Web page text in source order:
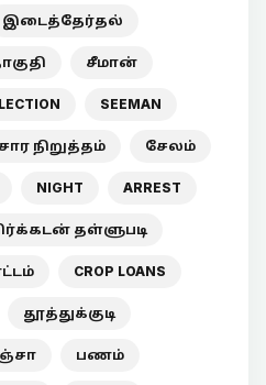
இடைத்தேர்தல்
சீமான்
SEEMAN
நிறுத்தம் சேலம்
NIGHT ARREST
தள்ளுபடி
CROP LOANS
தூத்துக்குடி
பணம்